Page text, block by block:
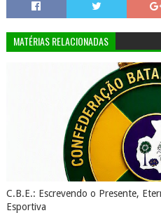
MATÉRIAS RELACIONADAS
C.B.E.: Escrevendo o Presente,
Esportiva